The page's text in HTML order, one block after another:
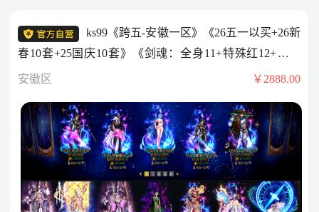
ks99《跨五-安徽一区》《26五一以买+26新
春10套+25国庆10套》《剑魂：全身11+特殊红12+龙武
+4800e模拟》《红11大枪》《红11红狗》《红11奶爸》
安徽区 ￥2888.00